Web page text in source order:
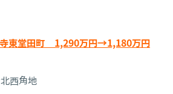
東堂田町 1,290万円→1,180万円
西角地